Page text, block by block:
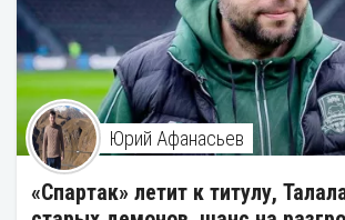
Юрий Афанасьев
«Спартак» летит к титулу,